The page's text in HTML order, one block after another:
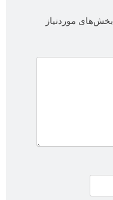
بخش‌های موردنیاز